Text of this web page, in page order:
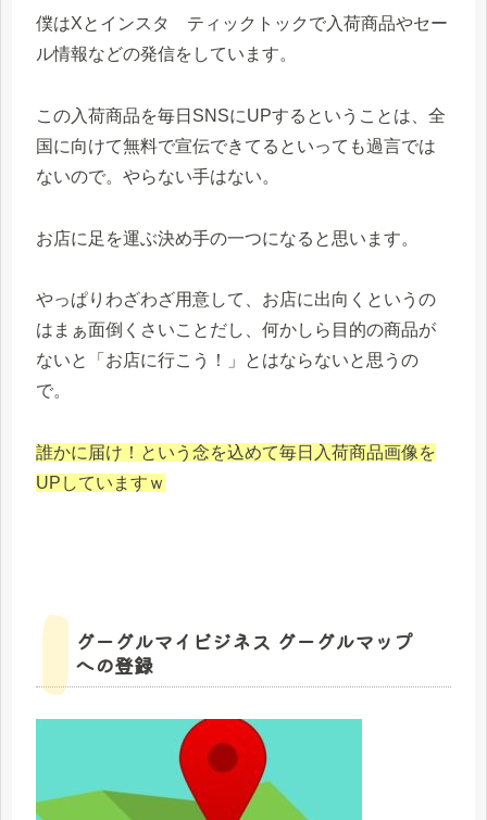
僕はXとインスタ ティックトックで入荷商品やセー
ル情報などの発信をしています。
この入荷商品を毎日SNSにUPするということは、全
国に向けて無料で宣伝できてるといっても過言では
ないので。やらない手はない。
お店に足を運ぶ決め手の一つになると思います。
やっぱりわざわざ用意して、お店に出向くというの
はまぁ面倒くさいことだし、何かしら目的の商品が
ないと「お店に行こう！」とはならないと思うの
で。
誰かに届け！という念を込めて毎日入荷商品画像を
UPしていますｗ
グーグルマイビジネス グーグルマップ
への登録